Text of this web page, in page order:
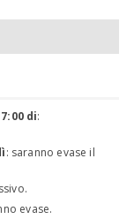
di:
: saranno evase il
evase.